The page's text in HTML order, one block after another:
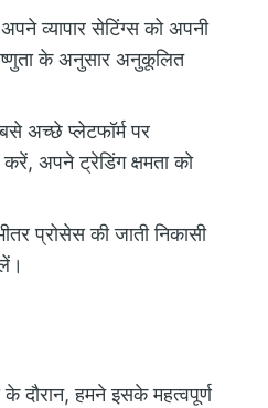
व्यापार सेटिंग्स को अपनी
के अनुसार अनुकूलित
अच्छे प्लेटफॉर्म पर
करें, अपने ट्रेडिंग क्षमता को
प्रोसेस की जाती निकासी
के दौरान, हमने इसके महत्वपूर्ण